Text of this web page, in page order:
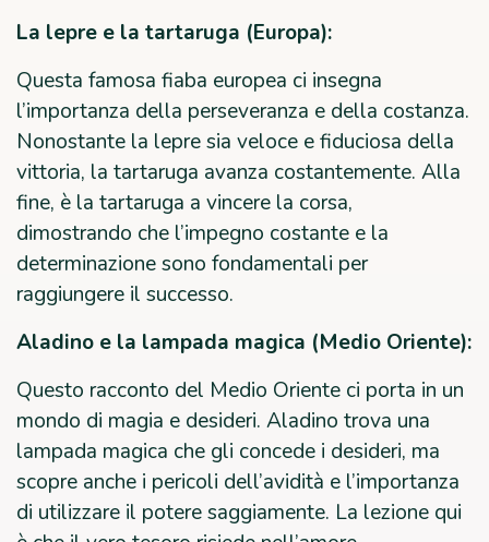
La lepre e la tartaruga (Europa):
Questa famosa fiaba europea ci insegna
l’importanza della perseveranza e della costanza.
Nonostante la lepre sia veloce e fiduciosa della
vittoria, la tartaruga avanza costantemente. Alla
fine, è la tartaruga a vincere la corsa,
dimostrando che l’impegno costante e la
determinazione sono fondamentali per
raggiungere il successo.
Aladino e la lampada magica (Medio Oriente):
Questo racconto del Medio Oriente ci porta in un
mondo di magia e desideri. Aladino trova una
lampada magica che gli concede i desideri, ma
scopre anche i pericoli dell’avidità e l’importanza
di utilizzare il potere saggiamente. La lezione qui